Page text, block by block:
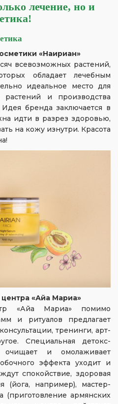
лечение, но и
«Наириан»
всевозможных растений,
обладает лечебным
идеальное место для
и производства
бренда заключается в
идти в разрез здоровью,
на кожу изнутри. Красота
«Айа Мариа»
«Айа Мариа» помимо
и ритуалов предлагает
тренинги, арт-
Специальная детокс-
очищает и омолаживает
эффекта уходит и
спокойствие, здоровая
(йога, например), мастер-
(приготовление армянских